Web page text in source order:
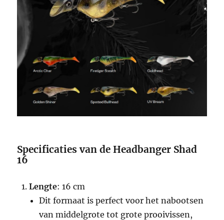
Specificaties van de Headbanger Shad
16
Lengte: 16 cm
Dit formaat is perfect voor het nabootsen
van middelgrote tot grote prooivissen,